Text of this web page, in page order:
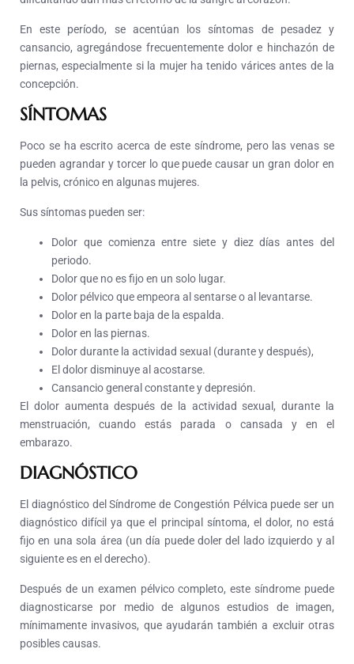
En este período, se acentúan los síntomas de pesadez y
cansancio, agregándose frecuentemente dolor e hinchazón de
piernas, especialmente si la mujer ha tenido várices antes de la
concepción.
SÍNTOMAS
Poco se ha escrito acerca de este síndrome, pero las venas se
pueden agrandar y torcer lo que puede causar un gran dolor en
la pelvis, crónico en algunas mujeres.
Sus síntomas pueden ser:
Dolor que comienza entre siete y diez días antes del
periodo.
Dolor que no es fijo en un solo lugar.
Dolor pélvico que empeora al sentarse o al levantarse.
Dolor en la parte baja de la espalda.
Dolor en las piernas.
Dolor durante la actividad sexual (durante y después),
El dolor disminuye al acostarse.
Cansancio general constante y depresión.
El dolor aumenta después de la actividad sexual, durante la
menstruación, cuando estás parada o cansada y en el
embarazo.
DIAGNÓSTICO
El diagnóstico del Síndrome de Congestión Pélvica puede ser un
diagnóstico difícil ya que el principal síntoma, el dolor, no está
fijo en una sola área (un día puede doler del lado izquierdo y al
siguiente es en el derecho).
Después de un examen pélvico completo, este síndrome puede
diagnosticarse por medio de algunos estudios de imagen,
mínimamente invasivos, que ayudarán también a excluir otras
posibles causas.